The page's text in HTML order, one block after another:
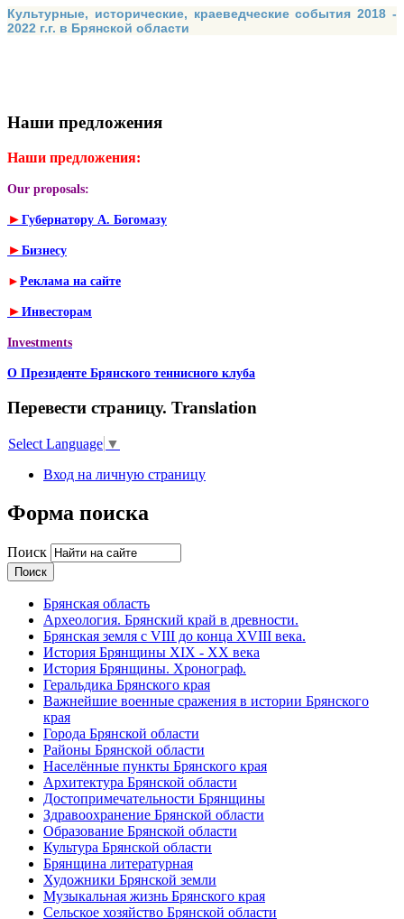
Культурные, исторические, краеведческие события 2018 -
2022 г.г. в Брянской области
Наши предложения
Наши предложения:
Our proposals:
► Губернатору А. Богомазу
► Бизнесу
► Реклама на сайте
► Инвесторам
Investments
О Президенте Брянского теннисного клуба
Перевести страницу. Translation
Select Language ▼
Вход на личную страницу
Форма поиска
Поиск
Брянская область
Археология. Брянский край в древности.
Брянская земля с VIII до конца XVIII века.
История Брянщины XIX - XX века
История Брянщины. Хронограф.
Геральдика Брянского края
Важнейшие военные сражения в истории Брянского
края
Города Брянской области
Районы Брянской области
Населённые пункты Брянского края
Архитектура Брянской области
Достопримечательности Брянщины
Здравоохранение Брянской области
Образование Брянской области
Культура Брянской области
Брянщина литературная
Художники Брянской земли
Музыкальная жизнь Брянского края
Сельское хозяйство Брянской области